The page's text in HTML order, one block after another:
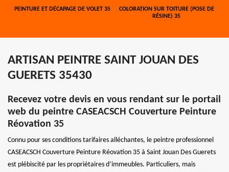
PEINTURE ET DÉCAPAGE DE VOLET 35
COLORATION SUR TOITURE (POSE DE
RÉSINE) 35
ARTISAN PEINTRE SAINT JOUAN DES
GUERETS 35430
Recevez votre devis en vous rendant sur le portail
web du peintre CASEACSCH Couverture Peinture
Réovation 35
Connu pour ses conditions tarifaires alléchantes, le peintre professionnel
CASEACSCH Couverture Peinture Réovation 35 à Saint Jouan Des Guerets
est plébiscité par les propriétaires d’immeubles. Particuliers, mais